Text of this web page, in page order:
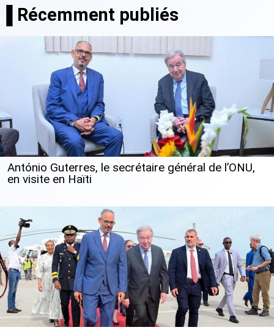
▐ Récemment publiés
António Guterres, le secrétaire général de l’ONU,
en visite en Haïti